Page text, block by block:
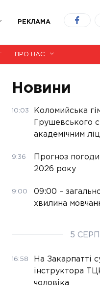
РЕКЛАМА
ПРО НАС
Новини
10:03
Коломийська
Грушевського
академічним
9:36
Прогноз
2026 року
9:00
09:00 –
хвилина
5
16:58
На Закарпатті
інструктора
чоловіка